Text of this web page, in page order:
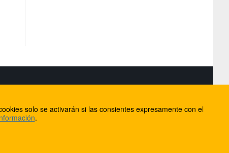
solo se activarán si las consientes expresamente con el
.